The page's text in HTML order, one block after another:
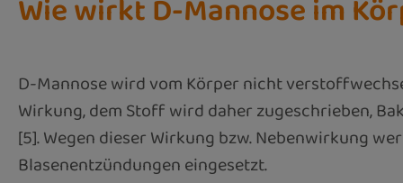
Wie wirkt D-Mannose im
D-Mannose wird vom Körper nicht
Wirkung, dem Stoff wird daher zugeschrieben,
[5]. Wegen dieser Wirkung bzw. Nebenwirkung
Blasenentzündungen eingesetzt.